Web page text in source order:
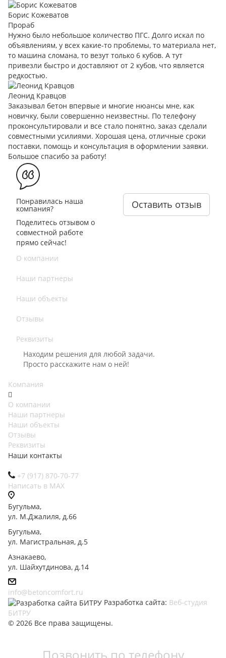
Борис Кожеватов
Прораб
Нужно было небольшое количество ПГС. Долго искал по
объявлениям, у всех какие-то проблемы, то материала нет,
то машина сломана, то везут только 6 кубов. А тут
привезли быстро и доставляют от 2 кубов, что является
редкостью.
Леонид Кравцов
Заказывал бетон впервые и многие нюансы мне, как
новичку, были совершенно неизвестны. По телефону
проконсультировали и все стало понятно, заказ сделали
совместными усилиями. Хорошая цена, отличные сроки
поставки, помощь и консультация в оформлении заявки.
Большое спасибо за работу!
Понравилась наша
компания?
Поделитесь отзывом о
совместной работе
прямо сейчас!
Оставить отзыв
О компании
Наши партнеры
Наши объекты
Отзывы
Реквизиты
Находим решения для любой задачи.
Просто расскажите нам о ней!
Компания
О компании
Наши партнеры
Наши объекты
Отзывы
Реквизиты
Наши контакты
+7 (917) 870-70-77
Написать в МАХ
Бугульма,
ул. М.Джалиля, д.66
Бугульма,
ул. Магистральная, д.5
Азнакаево,
ул. Шайхутдинова, д.14
info@betoncomfort.ru
Разработка сайта: Веб-студия
БИТРУ
© 2026 Все права защищены.